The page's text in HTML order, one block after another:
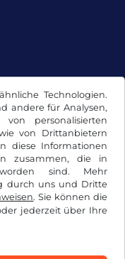
Technologien.
andere für Analysen,
personalisierten
von Drittanbietern
diese Informationen
zusammen, die in
sind. Mehr
durch uns und Dritte
. Sie können die
jederzeit über Ihre